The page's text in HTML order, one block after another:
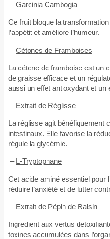
–Garcinia Cambogia
Ce fruit bloque la
l’appétit et améliore l’humeur.
–Cétones de Framboises
La cétone de framboise est un
de graisse efficace et un
aussi un effet antioxydant et un
– Extrait de Réglisse
La réglisse agit bénéfiquement
intestinaux. Elle favorise la
régule la glycémie.
– L-Tryptophane
Cet acide aminé essentiel pour
réduire l’anxiété et de lutter
– Extrait de Pépin de Raisin
Ingrédient aux vertus
toxines accumulées dans